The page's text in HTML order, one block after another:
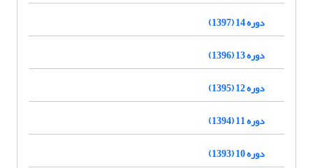
دوره 14 (1397)
دوره 13 (1396)
دوره 12 (1395)
دوره 11 (1394)
دوره 10 (1393)